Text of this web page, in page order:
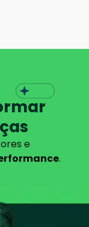
e
.